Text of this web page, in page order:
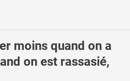
moins quand on a
on est rassasié,